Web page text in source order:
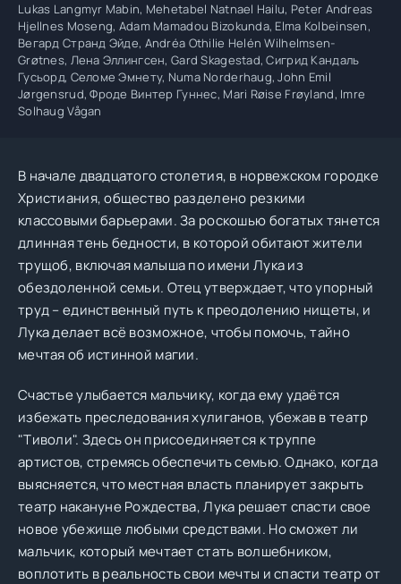
Lukas Langmyr Mabin, Mehetabel Natnael Hailu, Peter Andreas
Hjellnes Moseng, Adam Mamadou Bizokunda, Elma Kolbeinsen,
Вегард Странд Эйде, Andréa Othilie Helén Wilhelmsen-
Grøtnes, Лена Эллингсен, Gard Skagestad, Сигрид Кандаль
Гусьорд, Селоме Эмнету, Numa Norderhaug, John Emil
Jørgensrud, Фроде Винтер Гуннес, Mari Røise Frøyland, Imre
Solhaug Vågan
В начале двадцатого столетия, в норвежском городке
Христиания, общество разделено резкими
классовыми барьерами. За роскошью богатых тянется
длинная тень бедности, в которой обитают жители
трущоб, включая малыша по имени Лука из
обездоленной семьи. Отец утверждает, что упорный
труд – единственный путь к преодолению нищеты, и
Лука делает всё возможное, чтобы помочь, тайно
мечтая об истинной магии.
Счастье улыбается мальчику, когда ему удаётся
избежать преследования хулиганов, убежав в театр
"Тиволи". Здесь он присоединяется к труппе
артистов, стремясь обеспечить семью. Однако, когда
выясняется, что местная власть планирует закрыть
театр накануне Рождества, Лука решает спасти свое
новое убежище любыми средствами. Но сможет ли
мальчик, который мечтает стать волшебником,
воплотить в реальность свои мечты и спасти театр от